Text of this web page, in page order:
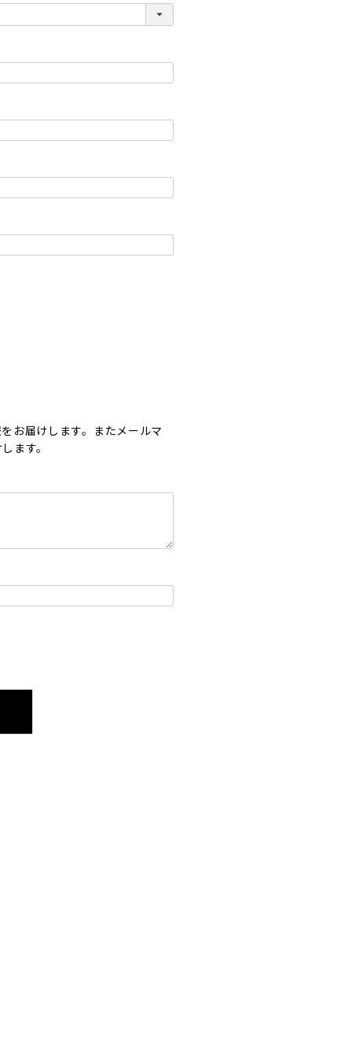
お届けします。またメールマ
ます。